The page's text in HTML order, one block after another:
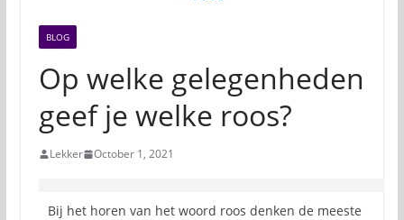
BLOG
Op welke gelegenheden
geef je welke roos?
Lekker October 1, 2021
Bij het horen van het woord roos denken de meeste